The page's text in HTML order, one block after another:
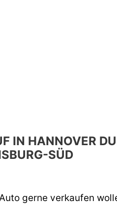
IN HANNOVER
SÜD
gerne verkaufen